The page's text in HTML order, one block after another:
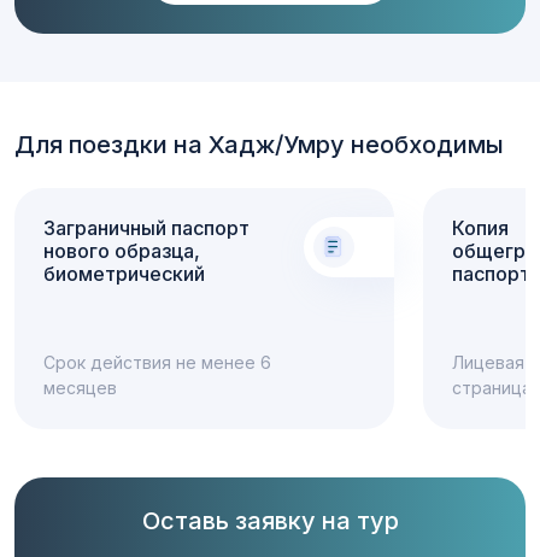
Для поездки на Хадж/Умру необходимы
Заграничный паспорт
нового образца,
биометрический
Срок действия не менее 6
месяцев
Копия
паспорта
Лицевая
страница
Оставь заявку на тур